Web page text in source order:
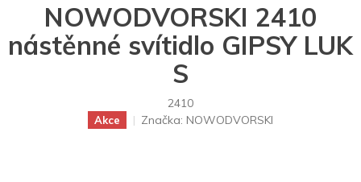
NOWODVORSKI 2410
nástěnné svítidlo GIPSY LUK
S
2410
Akce Značka: NOWODVORSKI